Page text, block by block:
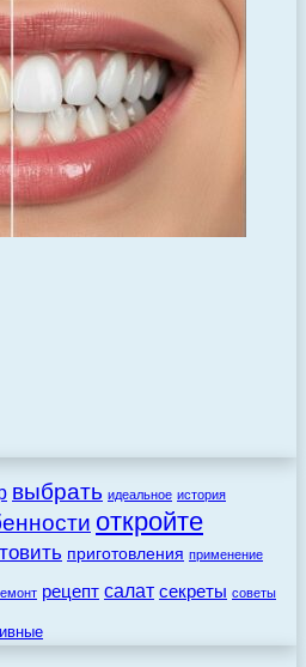
выбрать идеальное история
откройте
приготовления применение
рецепт салат секреты советы